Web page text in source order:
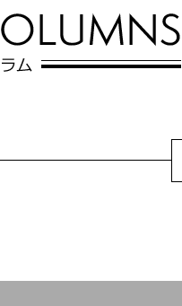
糖質をおいしくコントロール。
ローストしたくる...